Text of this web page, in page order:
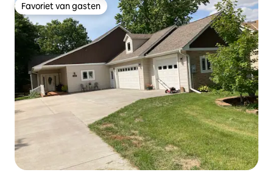
Favoriet van gasten
Favoriet van gasten